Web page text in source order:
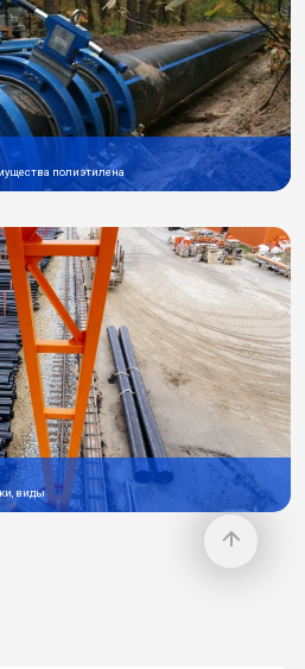
полиэтилена
виды